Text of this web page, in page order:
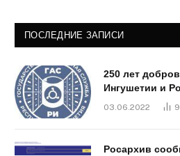
ПОСЛЕДНИЕ ЗАПИСИ
250 лет
Ингушетии и
03.06.2022
Росархив